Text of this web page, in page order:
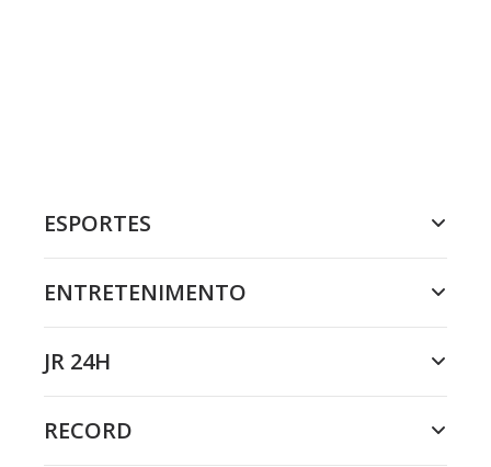
ESPORTES
ENTRETENIMENTO
JR 24H
RECORD